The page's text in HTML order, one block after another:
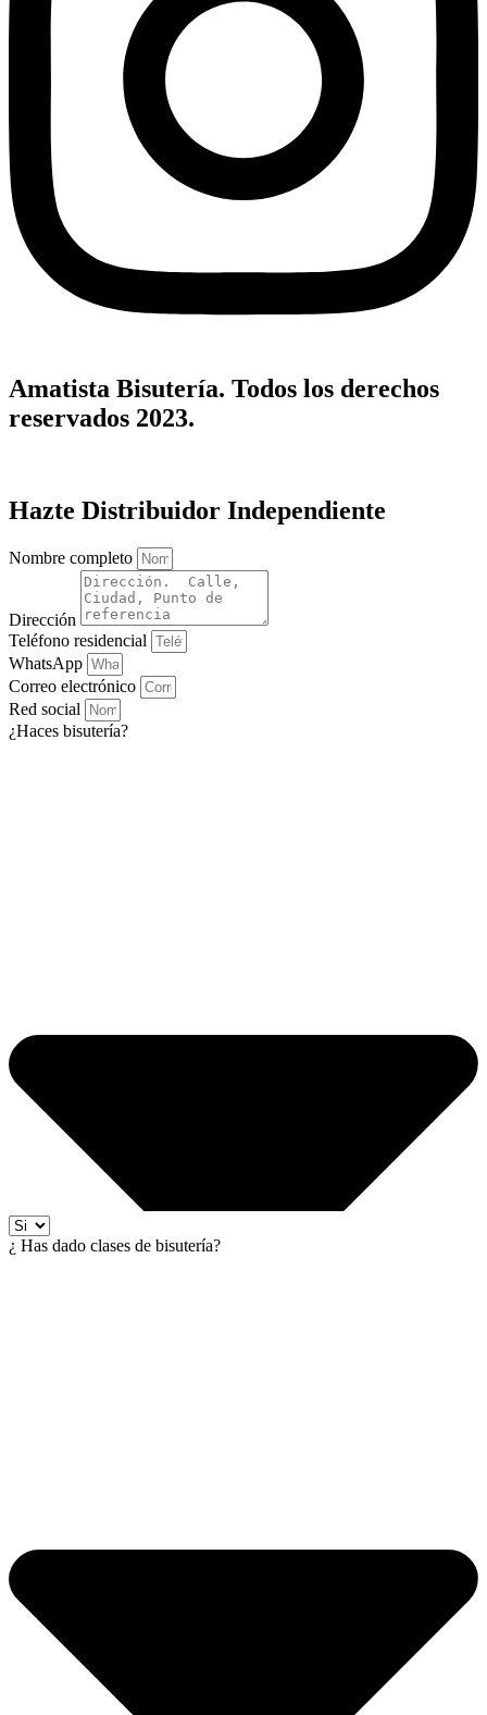
Amatista Bisutería. Todos los derechos
reservados 2023.
Hazte Distribuidor Independiente
Nombre completo
Dirección
Teléfono residencial
WhatsApp
Correo electrónico
Red social
¿Haces bisutería?
¿ Has dado clases de bisutería?